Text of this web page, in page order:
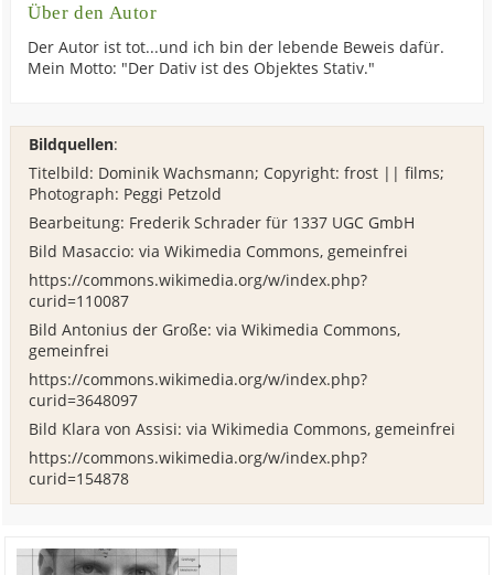
Über den Autor
Der Autor ist tot...und ich bin der lebende Beweis dafür.
Mein Motto: "Der Dativ ist des Objektes Stativ."
Bildquellen:
Titelbild: Dominik Wachsmann; Copyright: frost || films;
Photograph: Peggi Petzold
Bearbeitung: Frederik Schrader für 1337 UGC GmbH
Bild Masaccio: via Wikimedia Commons, gemeinfrei
https://commons.wikimedia.org/w/index.php?
curid=110087
Bild Antonius der Große: via Wikimedia Commons,
gemeinfrei
https://commons.wikimedia.org/w/index.php?
curid=3648097
Bild Klara von Assisi: via Wikimedia Commons, gemeinfrei
https://commons.wikimedia.org/w/index.php?
curid=154878